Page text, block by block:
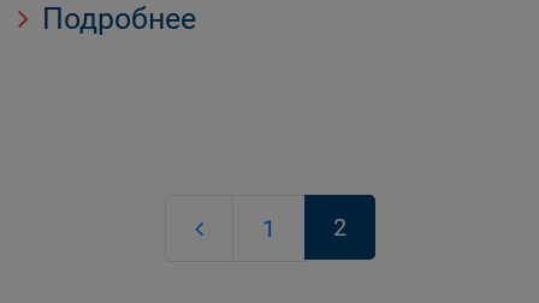
Подробнее
1 2